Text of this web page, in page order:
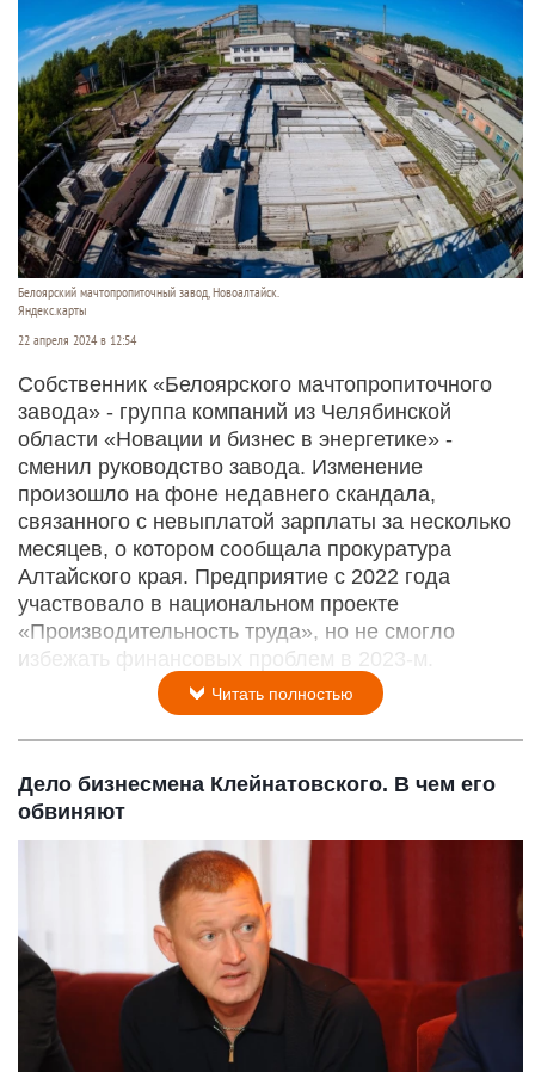
Белоярский мачтопропиточный завод, Новоалтайск.
Яндекс.карты
22 апреля 2024 в 12:54
Собственник «Белоярского мачтопропиточного
завода» - группа компаний из Челябинской
области «Новации и бизнес в энергетике» -
сменил руководство завода. Изменение
произошло на фоне недавнего скандала,
связанного с невыплатой зарплаты за несколько
месяцев, о котором сообщала прокуратура
Алтайского края. Предприятие с 2022 года
участвовало в национальном проекте
«Производительность труда», но не смогло
избежать финансовых проблем в 2023-м.
Читать полностью
Дело бизнесмена Клейнатовского. В чем его
обвиняют